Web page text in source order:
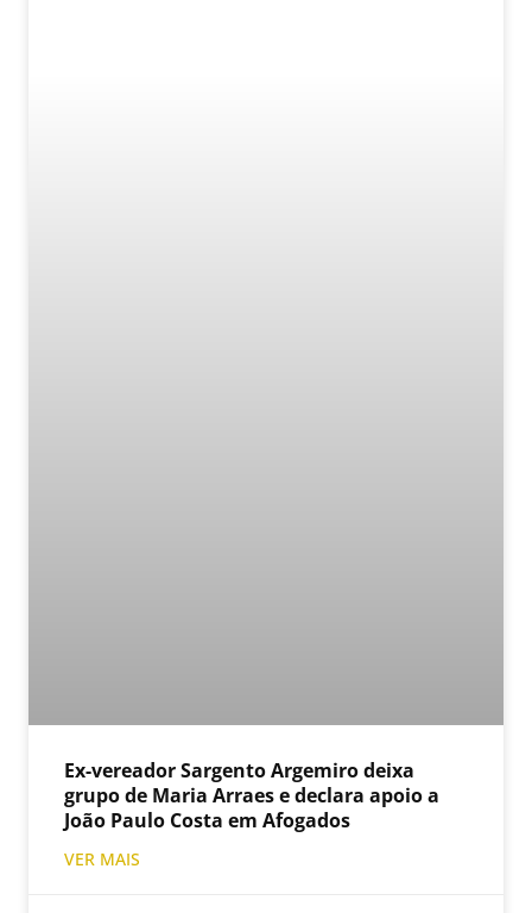
Ex-vereador Sargento Argemiro deixa
grupo de Maria Arraes e declara apoio a
João Paulo Costa em Afogados
VER MAIS